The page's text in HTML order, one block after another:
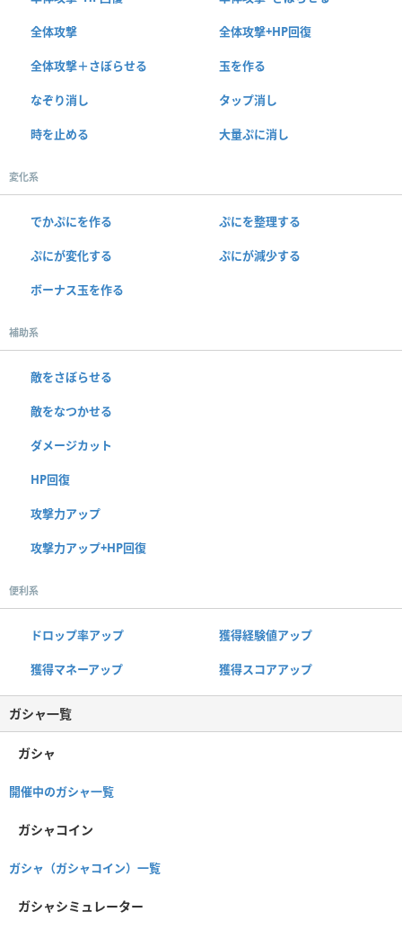
全体攻撃 全体攻撃+HP回復
全体攻撃＋さぼらせる 玉を作る
なぞり消し タップ消し
時を止める 大量ぷに消し
変化系
でかぷにを作る ぷにを整理する
ぷにが変化する ぷにが減少する
ボーナス玉を作る
補助系
敵をさぼらせる
敵をなつかせる
ダメージカット
HP回復
攻撃力アップ
攻撃力アップ+HP回復
便利系
ドロップ率アップ 獲得経験値アップ
獲得マネーアップ 獲得スコアアップ
ガシャ一覧
ガシャ
開催中のガシャ一覧
ガシャコイン
ガシャ（ガシャコイン）一覧
ガシャシミュレーター